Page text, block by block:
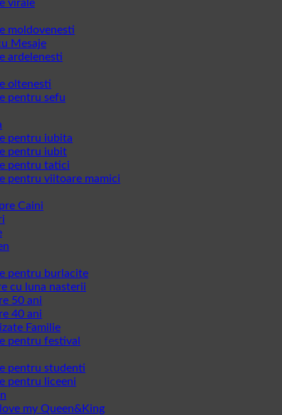
virale
moldovenesti
Mesaje
ardelenesti
oltenesti
pentru sefu
pentru iubita
pentru iubit
pentru tatici
pentru viitoare mamici
Caini
pentru burlacite
cu luna nasterii
50 ani
40 ani
Familie
pentru festival
pentru studenti
pentru liceeni
my Queen&King